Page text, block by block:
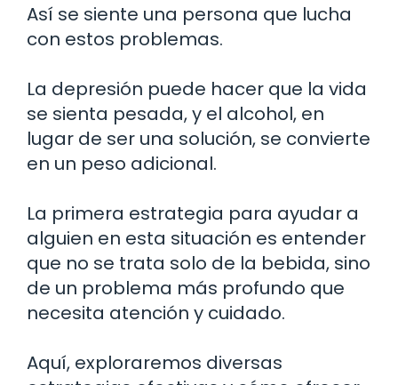
Así se siente una persona que lucha
con estos problemas.
La depresión puede hacer que la vida
se sienta pesada, y el alcohol, en
lugar de ser una solución, se convierte
en un peso adicional.
La primera estrategia para ayudar a
alguien en esta situación es entender
que no se trata solo de la bebida, sino
de un problema más profundo que
necesita atención y cuidado.
Aquí, exploraremos diversas